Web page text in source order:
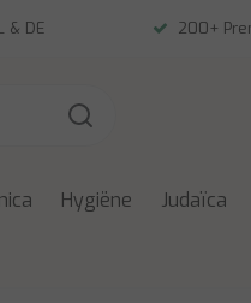
& DE 200+
Hygiëne Judaïca